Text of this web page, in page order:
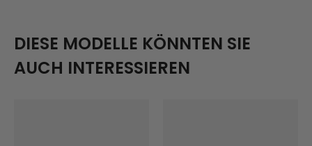
DIESE MODELLE KÖNNTEN SIE
AUCH INTERESSIEREN